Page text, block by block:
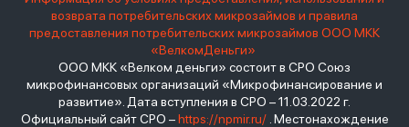
возврата потребительских микрозаймов и правила
предоставления потребительских микрозаймов ООО МКК
«ВелкомДеньги»
ООО МКК «Велком деньги» состоит в СРО Союз
микрофинансовых организаций «Микрофинансирование и
развитие». Дата вступления в СРО – 11.03.2022 г.
Официальный сайт СРО –https://npmir.ru/. Местонахождение